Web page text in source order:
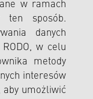
w ramach
ten sposób.
danych
w celu
metody
interesów
aby umożliwić